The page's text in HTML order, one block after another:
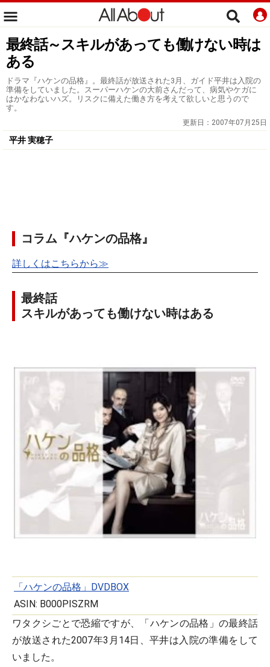
最終話～スキルがあっても働けない時は
ある
ドラマ『ハケンの品格』。最終話が放送された3月、ガイド平井は入院の
準備をしていました。スーパーハケンの大前さんだって、病気やケガに
はかなわないハズ。リスクに備えた働き方を考えて欲しいと思うので
す。
更新日： 2007年07月25日
平井 実穂子
コラム『ハケンの品格』
詳しくはこちらから≫
最終話
スキルがあっても働けない時はある
「ハケンの品格」DVDBOX
ASIN: B000PISZRM
ワタクシごとで恐縮ですが、「ハケンの品格」の最終話
が放送された2007年3月14日、平井は入院の準備をして
いました。